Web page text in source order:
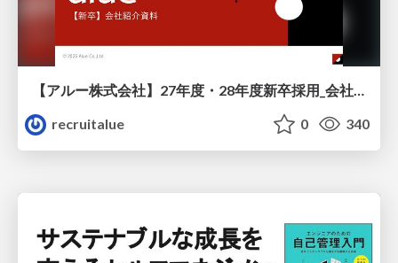
【アルー株式会社】27年度・28年度新卒採用_会社説明資料
recruitalue
0 340